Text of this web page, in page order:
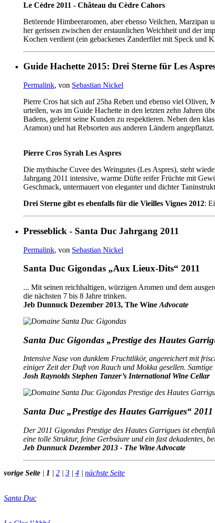
Le Cèdre 2011 - Château du Cèdre Cahors
Betörende Himbeeraromen, aber ebenso Veilchen, Marzipan
her gerissen zwischen der erstaunlichen Weichheit und der
Kochen verdient (ein gebackenes Zanderfilet mit Speck und
Guide Hachette 2015: Drei Sterne für Les
Permalink, von Sebastian Nickel
Pierre Cros hat sich auf 25ha Reben und ebenso viel Oliven,
urteilen, was im Guide Hachette in den letzten zehn Jahren
Badens, gelernt seine Kunden zu respektieren. Neben den
Aramon) und hat Rebsorten aus anderen Ländern angepflanzt.
Pierre Cros Syrah Les Aspres
Die mythische Cuvee des Weingutes (Les Aspres), steht
Jahrgang 2011 intensive, warme Düfte reifer Früchte mit
Geschmack, untermauert von eleganter und dichter
Drei Sterne gibt es ebenfalls für die Vieilles Vignes 2012:
Presseblick - Santa Duc Jahrgang 2011
Permalink, von Sebastian Nickel
Santa Duc Gigondas „Aux Lieux-Dits“ 2011
... Mit seinen reichhaltigen, würzigen Aromen und dem
die nächsten 7 bis 8 Jahre trinken.
Jeb Dunnuck Dezember 2013, The Wine Advocate
Santa Duc Gigondas „Prestige des Hautes
Intensive Nase von dunklem Fruchtlikör, angereichert mit
einiger Zeit der Duft von Rauch und Mokka gesellen.
Josh Raynolds Stephen Tanzer’s International Wine Cellar
Santa Duc „Prestige des Hautes Garrigues“ 2011
Der 2011 Gigondas Prestige des Hautes Garrigues ist
eine tolle Struktur, feine Gerbsäure und ein fast dekadentes,
Jeb Dunnuck Dezember 2013 - The WineAdvocate
vorige Seite | 1 | 2 | 3 | 4 | nächste Seite
Santa Duc